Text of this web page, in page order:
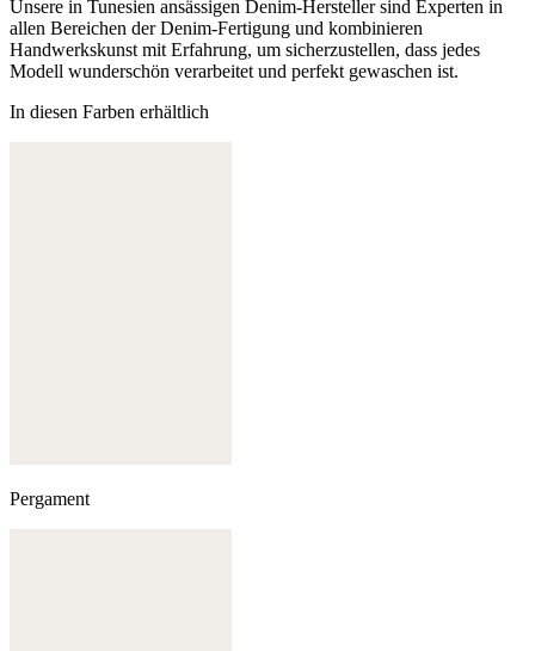
Unsere in Tunesien ansässigen Denim-Hersteller sind Experten in
allen Bereichen der Denim-Fertigung und kombinieren
Handwerkskunst mit Erfahrung, um sicherzustellen, dass jedes
Modell wunderschön verarbeitet und perfekt gewaschen ist.
In diesen Farben erhältlich
Pergament